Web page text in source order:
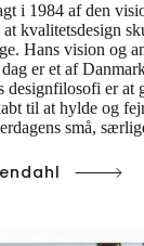
i 1984 af den
at kvalitetsdesign
Hans vision og
er et af
designfilosofi er at
til at hylde og
små,